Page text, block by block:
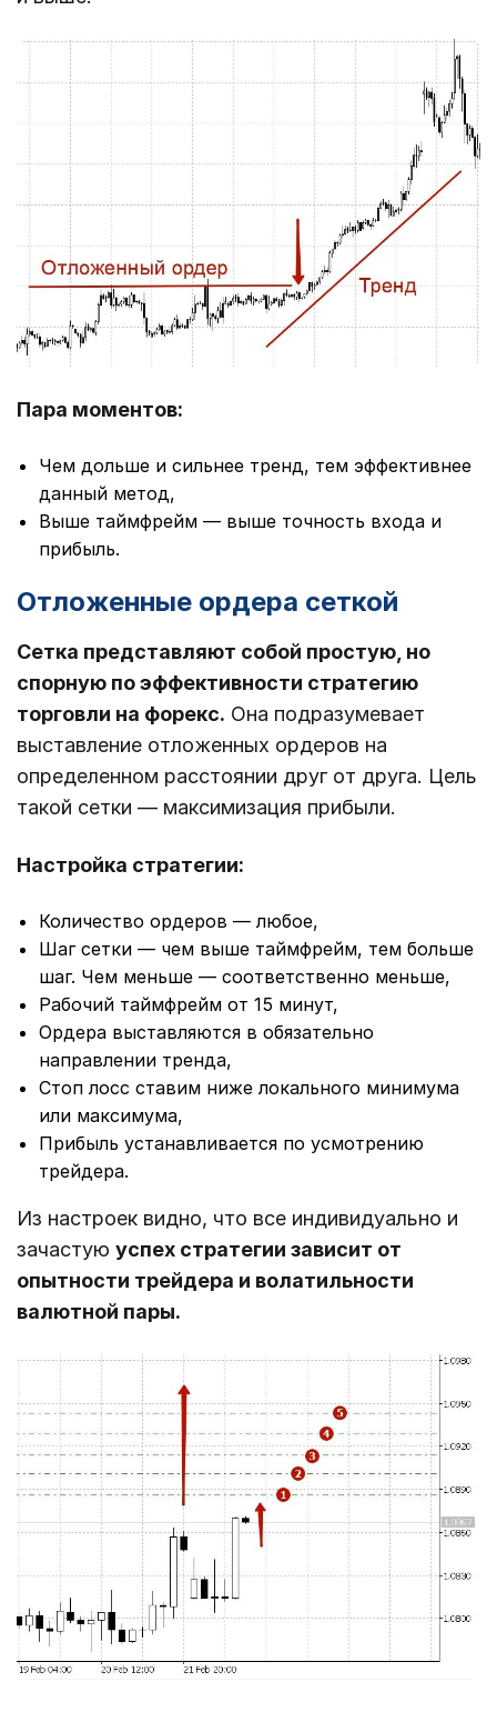
Пара моментов:
Чем дольше и сильнее тренд, тем эффективнее
данный метод,
Выше таймфрейм — выше точность входа и
прибыль.
Отложенные ордера сеткой
Сетка представляют собой простую, но
спорную по эффективности стратегию
торговли на форекс. Она подразумевает
выставление отложенных ордеров на
определенном расстоянии друг от друга. Цель
такой сетки — максимизация прибыли.
Настройка стратегии:
Количество ордеров — любое,
Шаг сетки — чем выше таймфрейм, тем больше
шаг. Чем меньше — соответственно меньше,
Рабочий таймфрейм от 15 минут,
Ордера выставляются в обязательно
направлении тренда,
Стоп лосс ставим ниже локального минимума
или максимума,
Прибыль устанавливается по усмотрению
трейдера.
Из настроек видно, что все индивидуально и
зачастую успех стратегии зависит от
опытности трейдера и волатильности
валютной пары.